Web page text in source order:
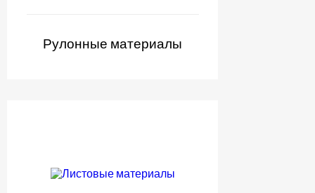
Рулонные материалы